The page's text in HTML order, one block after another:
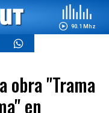
90.1 Mhz
obra "Trama
en